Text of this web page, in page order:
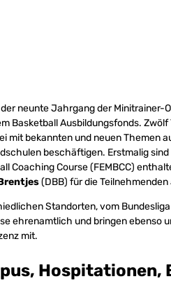
neunte Jahrgang der Minitrainer-
Basketball Ausbildungsfonds. Zwölf
mit bekannten und neuen Themen
beschäftigen. Erstmalig
Course (FEMBCC)
(DBB) für die
Standorten, vom
ehrenamtlich und bringen ebenso
mit.
Hospitationen,